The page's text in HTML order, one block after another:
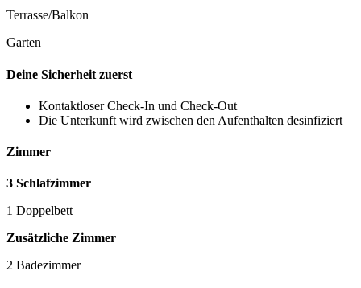
Terrasse/Balkon
Garten
Deine Sicherheit zuerst
Kontaktloser Check-In und Check-Out
Die Unterkunft wird zwischen den Aufenthalten desinfiziert
Zimmer
3 Schlafzimmer
1 Doppelbett
Zusätzliche Zimmer
2 Badezimmer